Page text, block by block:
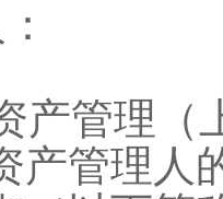
产管理（
产管理人